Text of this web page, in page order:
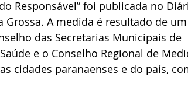
Responsável” foi publicada no
Grossa. A medida é resultado de um
das Secretarias Municipais de
e o Conselho Regional de
cidades paranaenses e do país,